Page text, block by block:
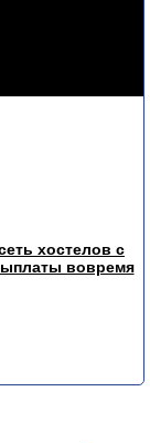
хостелов с
вовремя